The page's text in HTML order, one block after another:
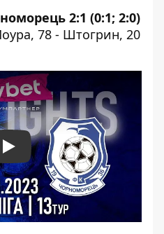
2:1 (0:1; 2:0)
78 - Штогрин, 20
Play